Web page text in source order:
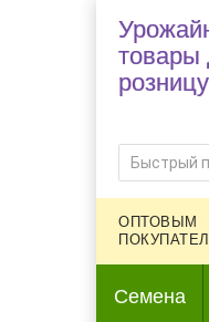
товары
розницу
ОПТОВЫМ
Семена